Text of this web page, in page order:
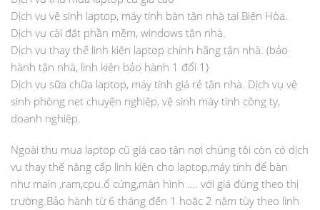
Dịch vụ vệ sinh laptop, máy tính bàn tận nhà tại Biên Hòa.
Dịch vụ cài đặt phần mềm, windows tận nhà.
Dịch vụ thay thế linh kiện laptop chính hãng tận nhà. (bảo
hành tận nhà, linh kiện bảo hành 1 đổi 1)
Dịch vụ sữa chữa laptop, máy tính giá rẻ tận nhà. Dịch vụ vệ
sinh phòng net chuyên nghiệp, vệ sinh máy tính công ty,
doanh nghiệp.
Ngoài thu mua laptop cũ giá cao tân nơi chúng tôi còn có dịch
vụ thay thế nâng cấp linh kiện cho laptop,máy tính để bàn
như main ,ram,cpu.ổ cứng,màn hình …. với giá đúng theo thị
trường.Bảo hành từ 6 tháng đến 1 hoặc 2 năm tùy theo linh